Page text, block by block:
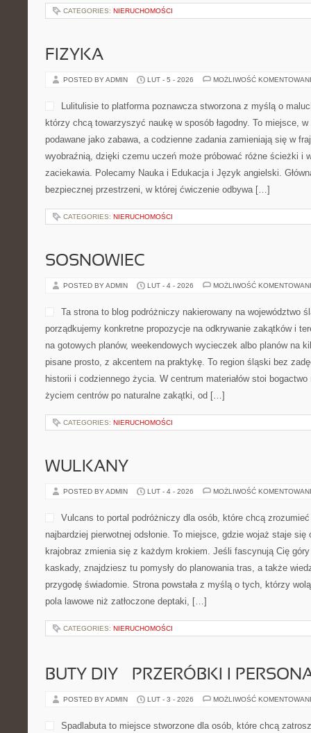
CATEGORIES: NIERUCHOMOŚCI
FIZYKA
POSTED BY ADMIN LUT - 5 - 2026 MOŻLIWOŚĆ
Lulitulisie to platforma poznawcza stworzona z myślą o
którzy chcą towarzyszyć naukę w sposób łagodny. To miejsce,
podawane jako zabawa, a codzienne zadania zamieniają się w
wyobraźnią, dzięki czemu uczeń może próbować różne ścieżki i
zaciekawia. Polecamy Nauka i Edukacja i Język angielski.
bezpiecznej przestrzeni, w której ćwiczenie odbywa […]
CATEGORIES: NIERUCHOMOŚCI
SOSNOWIEC
POSTED BY ADMIN LUT - 4 - 2026 MOŻLIWOŚĆ
Ta strona to blog podróżniczy nakierowany na województwo
porządkujemy konkretne propozycje na odkrywanie zakątków i
na gotowych planów, weekendowych wycieczek albo planów na
pisane prosto, z akcentem na praktykę. To region śląski bez
historii i codziennego życia. W centrum materiałów stoi
życiem centrów po naturalne zakątki, od […]
CATEGORIES: NIERUCHOMOŚCI
WULKANY
POSTED BY ADMIN LUT - 4 - 2026 MOŻLIWOŚĆ
Vulcans to portal podróżniczy dla osób, które chcą
najbardziej pierwotnej odsłonie. To miejsce, gdzie wojaż staje się
krajobraz zmienia się z każdym krokiem. Jeśli fascynują Cię
kaskady, znajdziesz tu pomysły do planowania tras, a także
przygodę świadomie. Strona powstała z myślą o tych, którzy
pola lawowe niż zatłoczone deptaki, […]
CATEGORIES: NIERUCHOMOŚCI
BUTY DIY – PRZERÓBKI I
POSTED BY ADMIN LUT - 3 - 2026 MOŻLIWOŚĆ
Spadlabuta to miejsce stworzone dla osób, które chcą